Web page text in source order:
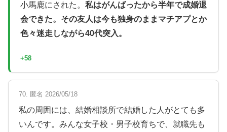
小馬鹿にされた。 私はがんばったから半年で成婚退
会できた。その友人は今も独身のままマチアプとか
色々迷走しながら40代突入。
+58
70. 匿名 2026/05/18
私の周囲には、結婚相談所で結婚した人がとても多
いんです。みんな女子校・男子校育ちで、就職先も